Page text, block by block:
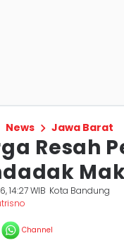
News Jawa Barat
Resah
14:27 WIB Kota Bandung
Channel